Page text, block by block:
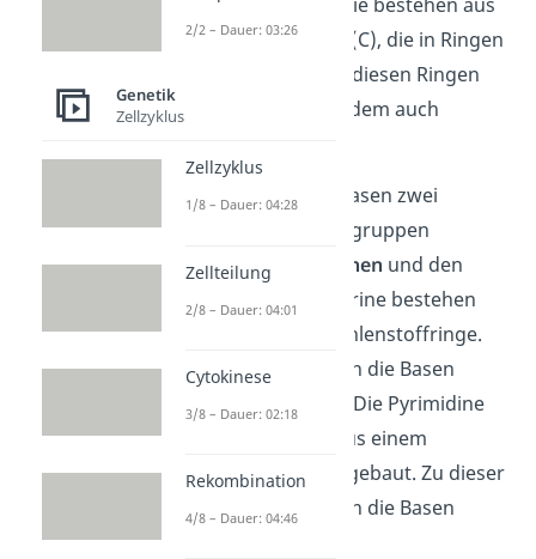
Kohlenstoffatomen (C), die in Ringen
angeordnet sind. In diesen Ringen
befinden sich außerdem auch
Du kannst die vier Basen zwei
verschiedenen Stoffgruppen
zuordnen: Den
Purinen und den
Pyrimidinen . Die Purine bestehen
aus zwei solcher Kohlenstoffringe.
Diese Struktur haben die Basen
Adenin und Guanin. Die Pyrimidine
dagegen sind nur aus einem
Kohlenstoffring aufgebaut. Zu dieser
Stoffgruppe gehören die Basen
2/2 – Dauer: 03:26
Genetik
Zellzyklus
Zellzyklus
1/8 – Dauer: 04:28
Zellteilung
2/8 – Dauer: 04:01
Cytokinese
3/8 – Dauer: 02:18
Rekombination
4/8 – Dauer: 04:46